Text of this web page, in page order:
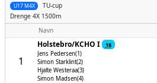
TU-cup
U17 M4X
Drenge 4X 1500m
Navn
1
Holstebro/­KCHO I
18
Jens Pedersen(1)
Simon Starklint(2)
Hjalte Westeraa(3)
Simon Madsen(4)